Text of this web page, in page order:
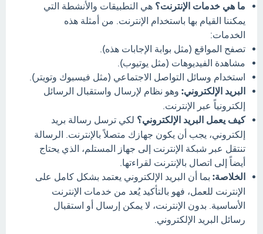
ما هي خدمات الإنترنت؟ هي التطبيقات والأنشطة التي
يمكننا القيام بها باستخدام الإنترنت. من أمثلة هذه
الخدمات:
تصفح المواقع (مثل بوابة الإجابات هذه).
مشاهدة الفيديوهات (مثل يوتيوب).
استخدام وسائل التواصل الاجتماعي (مثل فيسبوك وتويتر).
البريد الإلكتروني: وهو نظام لإرسال واستقبال الرسائل
إلكترونياً عبر الإنترنت.
كيف يعمل البريد الإلكتروني؟ لكي ترسل رسالة بريد
إلكتروني، يجب أن يكون جهازك متصلاً بالإنترنت. الرسالة
تنتقل عبر شبكة الإنترنت إلى جهاز المستلم، الذي يحتاج
أيضاً إلى اتصال بالإنترنت لقراءتها.
الخلاصة: بما أن البريد الإلكتروني يعتمد بشكل كامل على
الإنترنت للعمل، فهو بالتأكيد يُعد من خدمات الإنترنت
الأساسية. بدون الإنترنت، لا يمكن إرسال أو استقبال
رسائل البريد الإلكتروني.